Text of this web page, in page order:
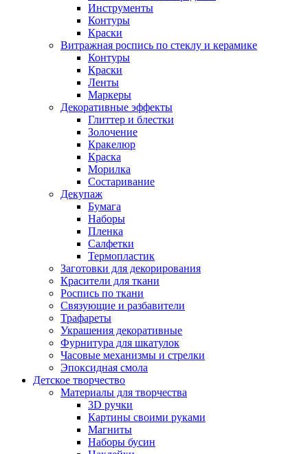
Инструменты
Контуры
Краски
Витражная роспись по стеклу и керамике
Контуры
Краски
Ленты
Маркеры
Декоративные эффекты
Глиттер и блестки
Золочение
Кракелюр
Краска
Морилка
Состаривание
Декупаж
Бумага
Наборы
Пленка
Салфетки
Термопластик
Заготовки для декорирования
Красители для ткани
Роспись по ткани
Связующие и разбавители
Трафареты
Украшения декоративные
Фурнитура для шкатулок
Часовые механизмы и стрелки
Эпоксидная смола
Детское творчество
Материалы для творчества
3D ручки
Картины своими руками
Магниты
Наборы бусин